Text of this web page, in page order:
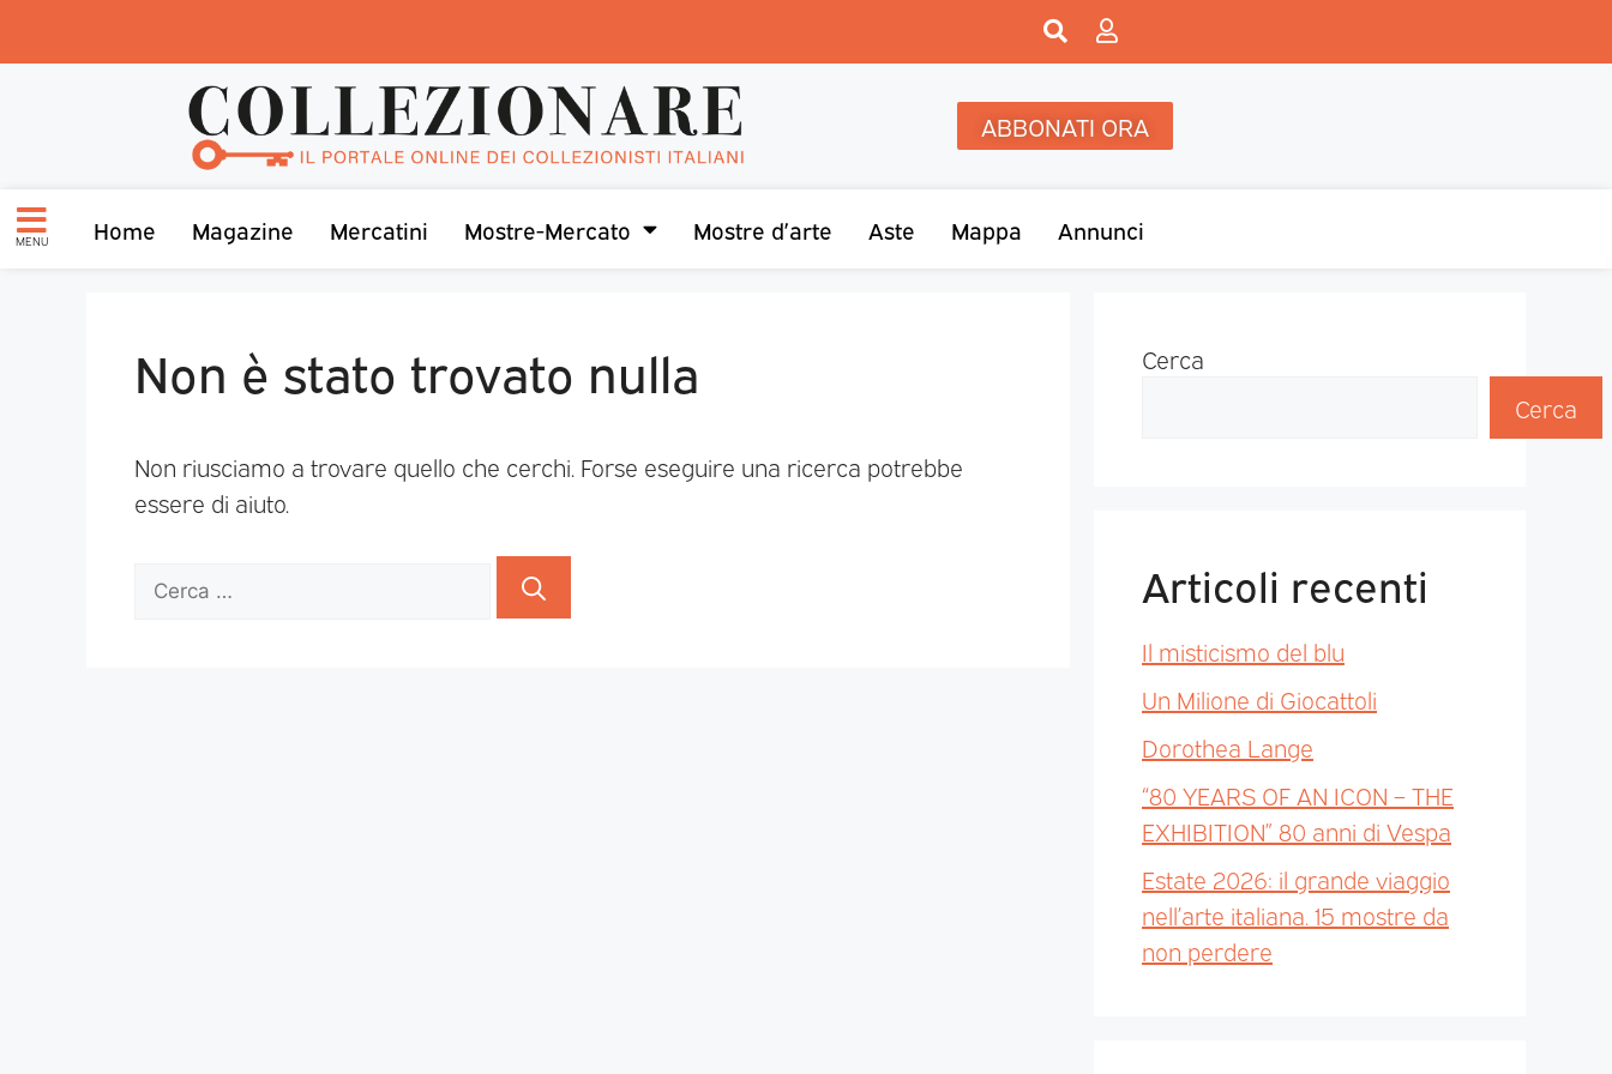
ABBONATI ORA
MENU Home Magazine Mercatini Mostre-Mercato Mostre d’arte Aste Mappa Annunci
Non è stato trovato nulla
Non riusciamo a trovare quello che cerchi. Forse eseguire una ricerca potrebbe
essere di aiuto.
Cerca
Cerca
Articoli recenti
Il misticismo del blu
Un Milione di Giocattoli
Dorothea Lange
“80 YEARS OF AN ICON – THE
EXHIBITION” 80 anni di Vespa
Estate 2026: il grande viaggio
nell’arte italiana. 15 mostre da
non perdere